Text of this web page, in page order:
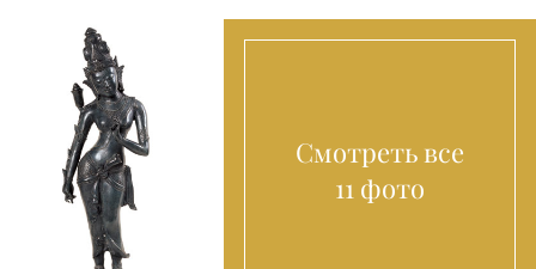
Смотреть все
11 фото